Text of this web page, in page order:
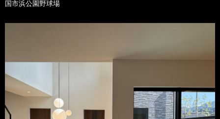
国市浜公園野球場